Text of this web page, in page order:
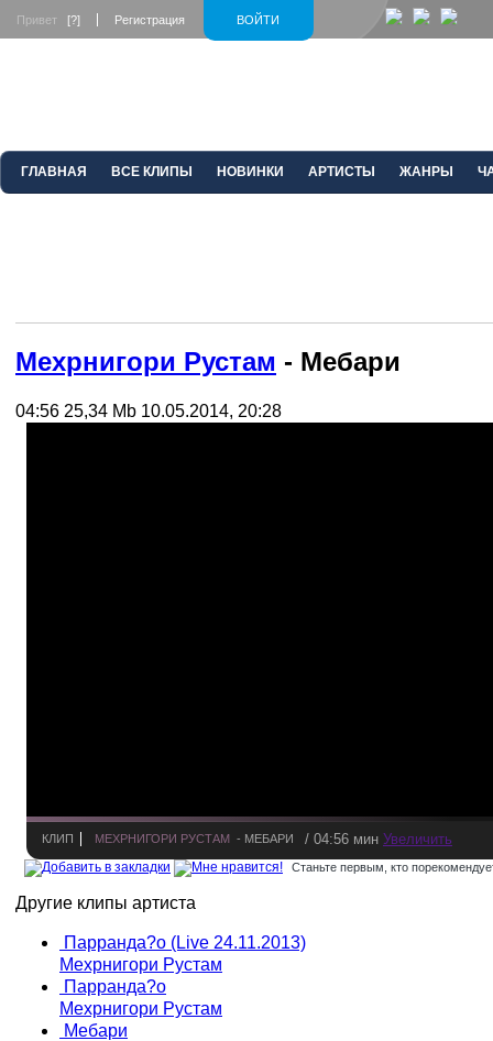
ВОЙТИ
Привет [?] Регистрация
ГЛАВНАЯ ВСЕ КЛИПЫ НОВИНКИ АРТИСТЫ ЖАНРЫ
Мехрнигори Рустам - Мебари
04:56 25,34 Mb 10.05.2014, 20:28
КЛИП МЕХРНИГОРИ РУСТАМ - МЕБАРИ / 04:56 мин Увеличить
Станьте первым, кто
Другие клипы артиста
Парранда?о (Live 24.11.2013)
Мехрнигори Рустам
Парранда?о
Мехрнигори Рустам
Мебари